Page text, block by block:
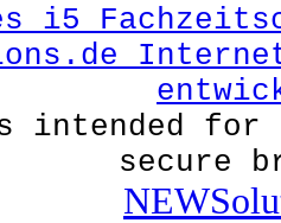
i5
for
secure